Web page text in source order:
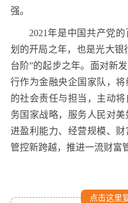
强。
2021年是中国共产党
划的开局之年，也是光大银
台阶”的起步之年。面对新
行作为金融央企国家队，
的社会责任与担当，主动
务国家战略，服务人民对
进盈利能力、经营规模、
管控新跨越，推进一流财富
点击这里